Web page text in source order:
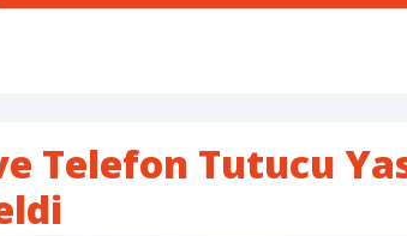
Telefon Tutucu